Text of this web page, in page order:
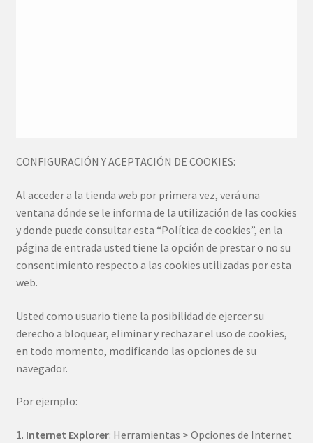
CONFIGURACIÓN Y ACEPTACIÓN DE COOKIES:
Al acceder a la tienda web por primera vez, verá una
ventana dónde se le informa de la utilización de las cookies
y donde puede consultar esta “Política de cookies”, en la
página de entrada usted tiene la opción de prestar o no su
consentimiento respecto a las cookies utilizadas por esta
web.
Usted como usuario tiene la posibilidad de ejercer su
derecho a bloquear, eliminar y rechazar el uso de cookies,
en todo momento, modificando las opciones de su
navegador.
Por ejemplo:
1. Internet Explorer: Herramientas > Opciones de Internet